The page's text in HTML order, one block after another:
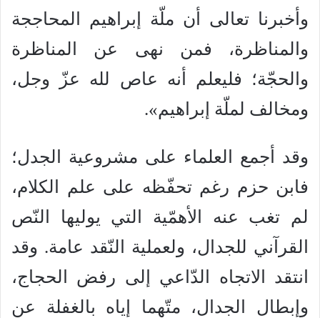
وأخبرنا تعالى أن ملّة إبراهيم المحاججة
والمناظرة، فمن نهى عن المناظرة
والحجّة؛ فليعلم أنه عاص لله عزّ وجل،
ومخالف لملّة إبراهيم».
وقد أجمع العلماء على مشروعية الجدل؛
فابن حزم رغم تحفّظه على علم الكلام،
لم تغب عنه الأهمّية التي يوليها النّص
القرآني للجدال، ولعملية النّقد عامة. وقد
انتقد الاتجاه الدّاعي إلى رفض الحجاج،
وإبطال الجدال، متّهما إياه بالغفلة عن